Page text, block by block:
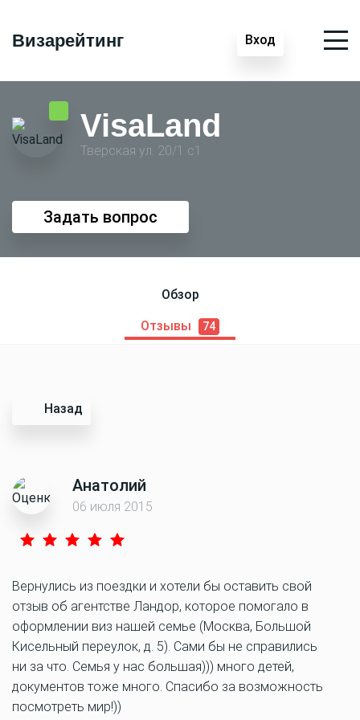
Визарейтинг Вход
VisaLand
Тверская ул. 20/1 с1
Задать вопрос
Обзор
Отзывы 74
Назад
Анатолий
06 июля 2015
Вернулись из поездки и хотели бы оставить свой
отзыв об агентстве Ландор, которое помогало в
оформлении виз нашей семье (Москва, Большой
Кисельный переулок, д. 5). Сами бы не справились
ни за что. Семья у нас большая))) много детей,
документов тоже много. Спасибо за возможность
посмотреть мир!))